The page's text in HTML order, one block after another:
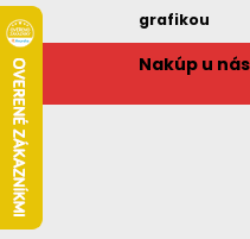
grafikou
Nakúp u